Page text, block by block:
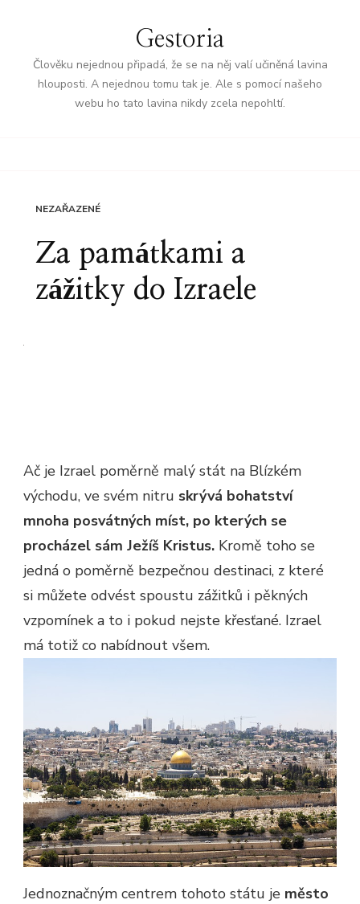
Gestoria
Člověku nejednou připadá, že se na něj valí učiněná lavina
hlouposti. A nejednou tomu tak je. Ale s pomocí našeho
webu ho tato lavina nikdy zcela nepohltí.
NEZAŘAZENÉ
Za památkami a
zážitky do Izraele
Ač je Izrael poměrně malý stát na Blízkém
východu, ve svém nitru skrývá bohatství
mnoha posvátných míst, po kterých se
procházel sám Ježíš Kristus. Kromě toho se
jedná o poměrně bezpečnou destinaci, z které
si můžete odvést spoustu zážitků i pěkných
vzpomínek a to i pokud nejste křesťané. Izrael
má totiž co nabídnout všem.
Jednoznačným centrem tohoto státu je město